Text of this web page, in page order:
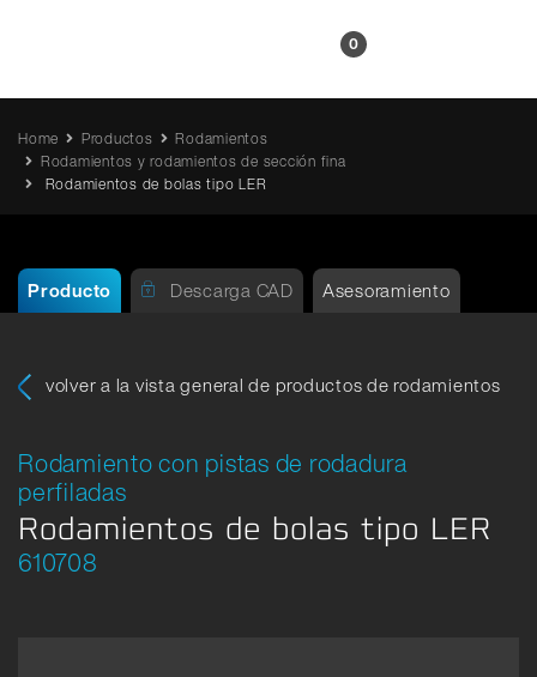
0
Home Productos
Rodamientos
Rodamientos y rodamientos de sección fina
Rodamientos de bolas tipo LER
Producto Descarga CAD Asesoramiento
volver a la vista general de productos de rodamientos
Rodamiento con pistas de rodadura
perfiladas
Rodamientos de bolas tipo LER
610708